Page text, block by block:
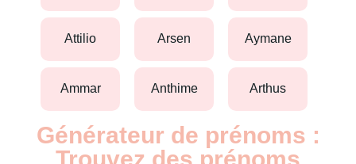
attilio arsen aymane
ammar anthime arthus
Générateur de prénoms :
Trouvez des prénoms